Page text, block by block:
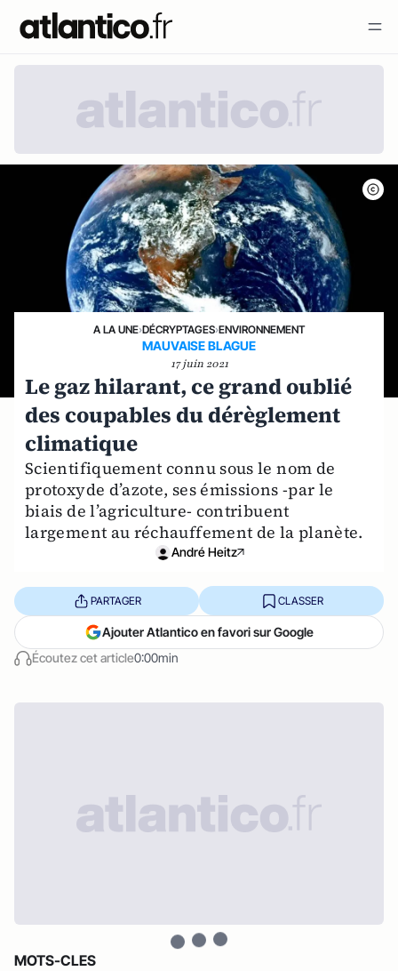
A LA UNE›DÉCRYPTAGES›ENVIRONNEMENT
MAUVAISE BLAGUE
17 juin 2021
Le gaz hilarant, ce grand oublié
des coupables du dérèglement
climatique
Scientifiquement connu sous le nom de
protoxyde d’azote, ses émissions -par le
biais de l’agriculture- contribuent
largement au réchauffement de la planète.
André Heitz
Écoutez cet article0:00min
PARTAGER CLASSER
Ajouter Atlantico en favori sur Google
MOTS-CLES